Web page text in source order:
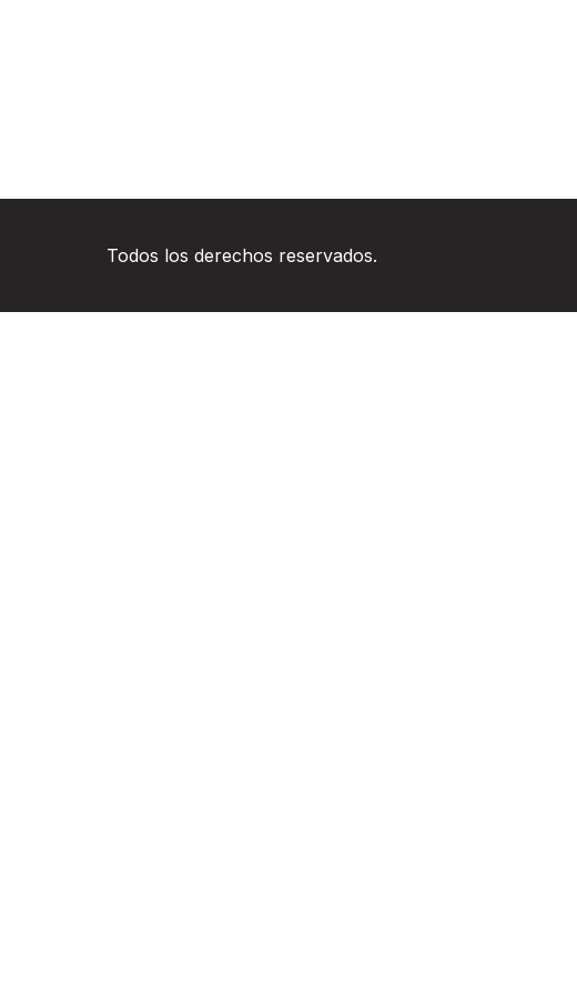
Todos los derechos reservados.